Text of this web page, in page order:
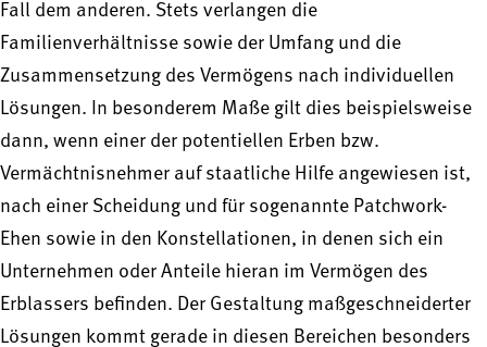
Fall dem anderen. Stets verlangen die
Familienverhältnisse sowie der Umfang und die
Zusammensetzung des Vermögens nach individuellen
Lösungen. In besonderem Maße gilt dies beispielsweise
dann, wenn einer der potentiellen Erben bzw.
Vermächtnisnehmer auf staatliche Hilfe angewiesen ist,
nach einer Scheidung und für sogenannte Patchwork-
Ehen sowie in den Konstellationen, in denen sich ein
Unternehmen oder Anteile hieran im Vermögen des
Erblassers befinden. Der Gestaltung maßgeschneiderter
Lösungen kommt gerade in diesen Bereichen besonders